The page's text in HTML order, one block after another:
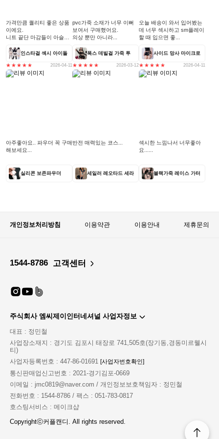
가격만큼 퀄리티 좋은 상품
이에요.
니트 끝단 마감들이 아슬아
인스타걸 섹시 아이돌
pvc가죽 소재가 너무 이뻐
보여서 구매했어요.
의상 뿐만 아니라...
폭스 데빌걸 가죽 투
오늘 배송이 와서 입어봤는
데 너무 섹시하고 sm플레이
할 때 입으면 좋...
사이드 망사 마이크로
2026-04-11
아주좋아요.. 파우더 꼭 구매
해보세요...
실리콘 보존파우더
2026-03-12
반전 매력있는 코스...
세일러 레오타드 세라
2026-04-11
섹시한 느낌나서 너무좋아
요......
블랙가죽 레이스 가터
개인정보처리방침 이용약관 이용안내 제휴문의
1544-8786 고객센터
주식회사 엠씨제이인터네셔널 사업자정보
대표 : 정민철
사업장소재지 : 경기도 김포시 태장로 741,505호(장기동,경동미르웰시
티)
사업자등록번호 : 447-86-01691
[사업자번호확인]
통신판매업신고번호 : 2021-경기김포-0669
이메일 : jmc0819@naver.com / 개인정보보호책임자 : 정민철
전화번호 : 1544-8786 / 팩스 : 051-783-0817
호스팅서비스 : 메이크샵
Copyrightⓒ커플캔디. All rights reserved.